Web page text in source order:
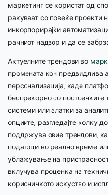
маркетинг се користат од
ракуваат со повеќе проекти
инкорпорирајќи
рачниот надзор и да се
Актуелните трендови во
промената кон предвидлива
персонализација, каде
беспрекорно со постоечките
системи или алатки за
опциите, разгледајте колку
поддржува овие трендови,
податоци во реално време
ублажување на
вклучува проценка на
корисничкото искуство и